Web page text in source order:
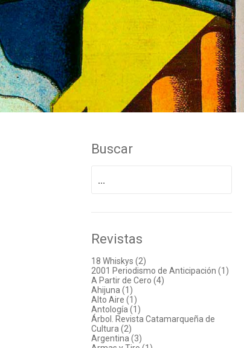
Buscar
Revistas
18 Whiskys (2)
2001 Periodismo de Anticipación (1)
A Partir de Cero (4)
Ahijuna (1)
Alto Aire (1)
Antología (1)
Árbol. Revista Catamarqueña de
Cultura (2)
Argentina (3)